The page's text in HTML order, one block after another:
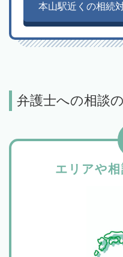
本山駅近くの相続
弁護士への相談
エリアや